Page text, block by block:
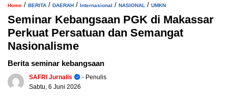
Home / BERITA / DAERAH / Internasional / NASIONAL / UMKN
Seminar Kebangsaan PGK di Makassar
Perkuat Persatuan dan Semangat
Nasionalisme
Berita seminar kebangsaan
SAFRI Jurnalis
- Penulis
Sabtu, 6 Juni 2026